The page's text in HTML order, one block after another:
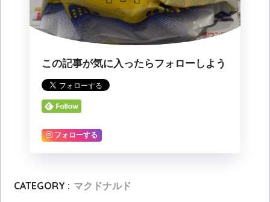
この記事が気に入ったらフォローしよう
フォローする
CATEGORY : マクドナルド